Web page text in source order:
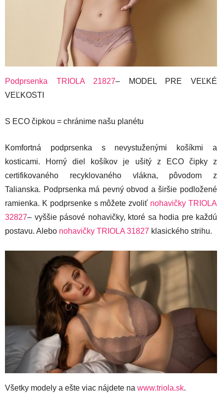
Podprsenka TRIOLA 21827– MODEL PRE VEĽKÉ
VEĽKOSTI
S ECO čipkou = chránime našu planétu
Komfortná podprsenka s nevystuženými košíkmi a
kosticami. Horný diel košíkov je ušitý z ECO čipky z
certifikovaného recyklovaného vlákna, pôvodom z
Talianska. Podprsenka má pevný obvod a širšie podložené
ramienka. K podprsenke s môžete zvoliť nohavičky TRIOLA
32827– vyššie pásové nohavičky, ktoré sa hodia pre každú
postavu. Alebo nohavičky TRIOLA 31827 klasického strihu.
Všetky modely a ešte viac nájdete na www.triola.sk.